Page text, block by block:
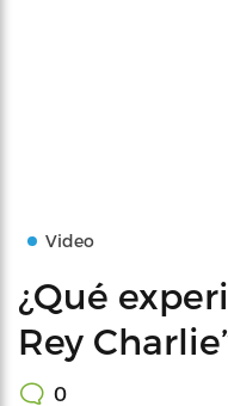
Video
¿Qué
Rey
0